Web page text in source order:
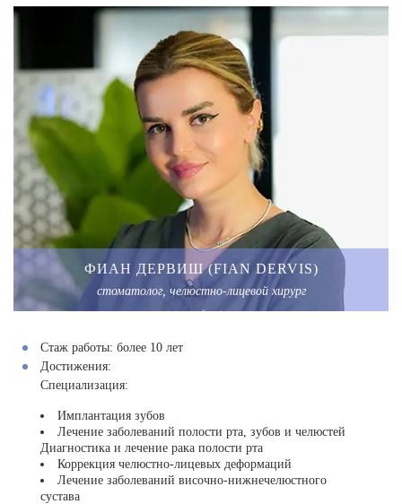
ФИАН ДЕРВИШ (FIAN DERVIS)
стоматолог, челюстно-лицевой хирург
Стаж работы: более 10 лет
Достижения:
Специализация:
Имплантация зубов
Лечение заболеваний полости рта, зубов и челюстей
Диагностика и лечение рака полости рта
Коррекция челюстно-лицевых деформаций
Лечение заболеваний височно-нижнечелюстного
сустава